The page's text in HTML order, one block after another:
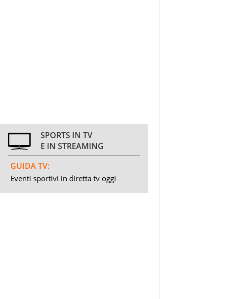
SPORTS IN TV
E IN STREAMING
GUIDA TV:
Eventi sportivi in diretta tv oggi